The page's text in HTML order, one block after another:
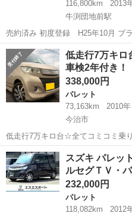
116,800km
2013
牛渕団地前駅
売約済み 初度登録 H25年10月 ブラック グレード カスタムTS 走行
11.7万キロ 車検2年付乗り出し価格 装備-状態 ◉スマートキー2本 ◉プッ
シュスタート ◉両側電...
愛媛 東温市 牛渕団地前駅
低走行7万キロ
車検2年付き
338,000円
パレット
73,163km
2010年
今治市
低走行7万キロ台☆全てコミコミ乗り
【名義変更代込み】大人気☆スズ
付き☆走行中DVD見れます☆ETC
☆スマート...
愛媛 今治市 パレット
スズキ パレッ
ルセグＴＶ・
232,000円
パレット
118,082km
2012